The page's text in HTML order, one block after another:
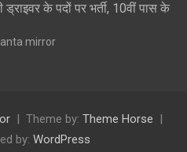
के पदों पर भर्ती, 10वीं पास के
mirror
Theme by: Theme Horse
by: WordPress